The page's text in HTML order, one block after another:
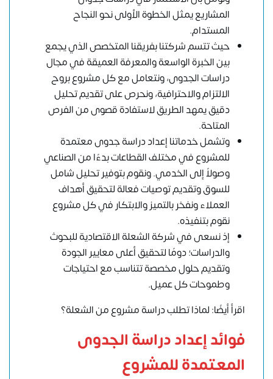
المشاريع يمثل الخطوة الأولى نحو النجاح
المستدام.
حيث تتسم شركتنا بفريقنا المتخصص الذي يجمع
بين الخبرة الواسعة والمعرفة العميقة في مجال
دراسات الجدوى، ونتعامل مع كل مشروع بروح
الالتزام والاحترافية، ونحرص على تقديم تحليل
دقيق يمهد الطريق لاستفادة قصوى من الفرص
المتاحة.
وتشمل خدماتنا إعداد دراسة جدوى معتمدة
للمشروع في مختلف القطاعات بدءًا من الصناعي
وصولاً إلى الخدمي. ونقوم بتوفير تحليل شامل
للسوق وتقديم توصيات فعالة لتحقيق أهداف
العملاء ونفخر بالتميز والابتكار في كل مشروع
نقوم بتنفيذه.
إذ نسعى في شركة الشعلة الاقتصادية للبحوث
والدراسات؛ دومًا لتحقيق أعلى معايير الجودة
وتقديم حلول مخصصة تتناسب مع احتياجات
وطموحات كل عميل.
اقرأ أيضًا: لماذا تطلب دراسة مشروع من الشعلة؟
فوائد إعداد دراسة الجدوى
المعتمدة للمشروع